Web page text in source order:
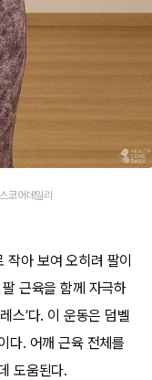
코어데일리
아 보여 오히려 팔이
근육을 함께 자극하
스’다. 이 운동은 덤벨
다. 어깨 근육 전체를
도움된다.